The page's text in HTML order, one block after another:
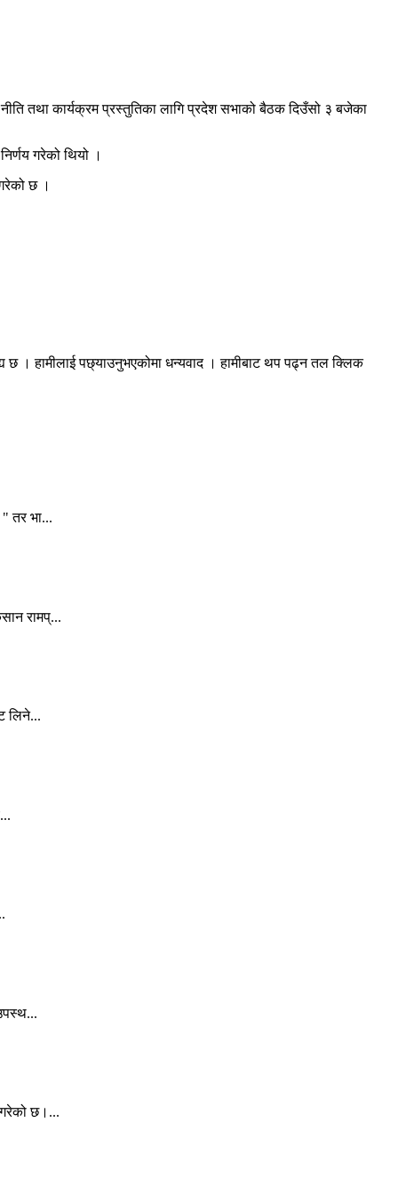
तथा कार्यक्रम प्रस्तुतिका लागि प्रदेश सभाको बैठक दिउँसो ३ बजेका
गरेको थियो ।
छ ।
छ । हामीलाई पछ्याउनुभएकोमा धन्यवाद । हामीबाट थप पढ्न तल क्लिक
तर भा...
रामप्...
लिने...
छ।...